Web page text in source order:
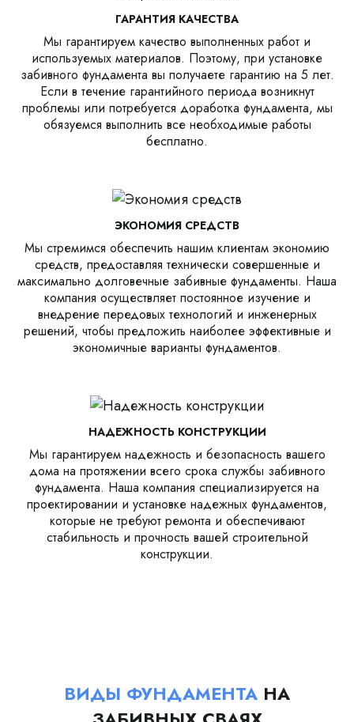
ГАРАНТИЯ КАЧЕСТВА
Мы гарантируем качество выполненных работ и
используемых материалов. Поэтому, при установке
забивного фундамента вы получаете гарантию на 5 лет.
Если в течение гарантийного периода возникнут
проблемы или потребуется доработка фундамента, мы
обязуемся выполнить все необходимые работы
бесплатно.
ЭКОНОМИЯ СРЕДСТВ
Мы стремимся обеспечить нашим клиентам экономию
средств, предоставляя технически совершенные и
максимально долговечные забивные фундаменты. Наша
компания осуществляет постоянное изучение и
внедрение передовых технологий и инженерных
решений, чтобы предложить наиболее эффективные и
экономичные варианты фундаментов.
НАДЕЖНОСТЬ КОНСТРУКЦИИ
Мы гарантируем надежность и безопасность вашего
дома на протяжении всего срока службы забивного
фундамента. Наша компания специализируется на
проектировании и установке надежных фундаментов,
которые не требуют ремонта и обеспечивают
стабильность и прочность вашей строительной
конструкции.
ВИДЫ ФУНДАМЕНТА НА